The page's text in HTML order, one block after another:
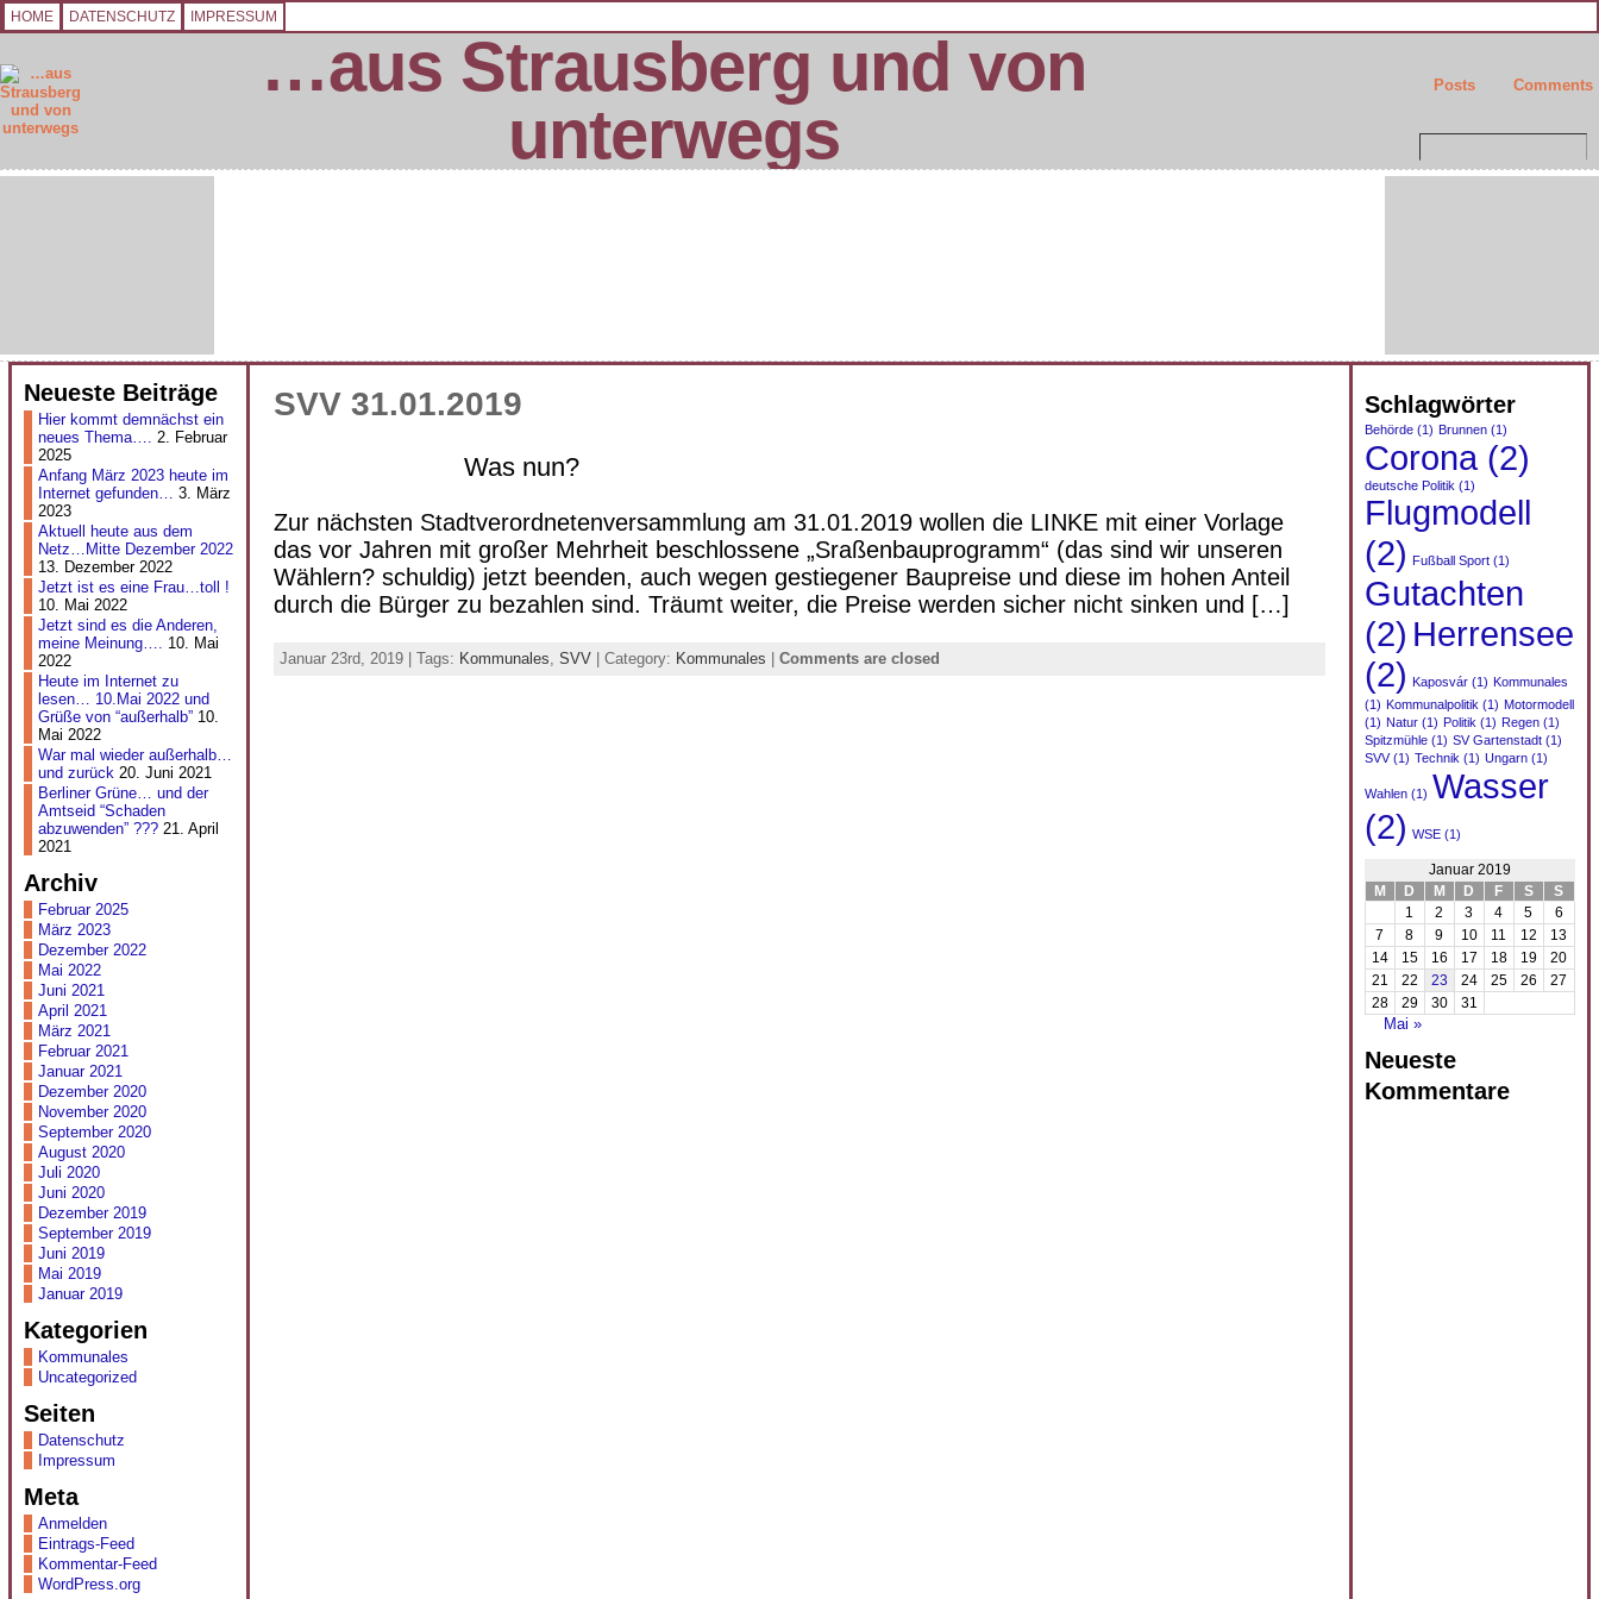
HOME DATENSCHUTZ IMPRESSUM
…aus Strausberg und von
unterwegs
Comments
Posts
Neueste Beiträge
Hier kommt demnächst ein
neues Thema…. 2. Februar
2025
Anfang März 2023 heute im
Internet gefunden… 3. März
2023
Aktuell heute aus dem
Netz…Mitte Dezember 2022
13. Dezember 2022
Jetzt ist es eine Frau…toll !
10. Mai 2022
Jetzt sind es die Anderen,
meine Meinung…. 10. Mai
2022
Heute im Internet zu
lesen… 10.Mai 2022 und
Grüße von “außerhalb” 10.
Mai 2022
War mal wieder außerhalb…
und zurück 20. Juni 2021
Berliner Grüne… und der
Amtseid “Schaden
abzuwenden” ??? 21. April
2021
Archiv
Februar 2025
März 2023
Dezember 2022
Mai 2022
Juni 2021
April 2021
März 2021
Februar 2021
Januar 2021
Dezember 2020
November 2020
September 2020
August 2020
Juli 2020
Juni 2020
Dezember 2019
September 2019
Juni 2019
Mai 2019
Januar 2019
Kategorien
Kommunales
Uncategorized
Seiten
Datenschutz
Impressum
Meta
Anmelden
Eintrags-Feed
Kommentar-Feed
WordPress.org
SVV 31.01.2019
Was nun?
Zur nächsten Stadtverordnetenversammlung am 31.01.2019 wollen die LINKE mit einer Vorlage
das vor Jahren mit großer Mehrheit beschlossene „Sraßenbauprogramm“ (das sind wir unseren
Wählern? schuldig) jetzt beenden, auch wegen gestiegener Baupreise und diese im hohen Anteil
durch die Bürger zu bezahlen sind. Träumt weiter, die Preise werden sicher nicht sinken und […]
Januar 23rd, 2019 | Tags: Kommunales, SVV| Category: Kommunales Comments are closed
Schlagwörter
Behörde(1) Brunnen(1)
Corona(2)
deutsche Politik (1)
Flugmodell
(2) Fußball Sport(1)
Gutachten
(2) Herrensee
(2) Kaposvár(1) Kommunales
(1) Kommunalpolitik (1) Motormodell
(1) Natur(1) Politik (1) Regen(1)
Spitzmühle(1) SV Gartenstadt(1)
SVV(1) Technik (1) Ungarn(1)
Wahlen(1) Wasser
(2) WSE(1)
Januar 2019
M
D M D F S
S
1
2 3 4 5
6
7
8 9 10 11 12
13
14
15 16 17 18 19
20
21
22 23 24 25 26
27
28
29 30 31
Mai »
Neueste
Kommentare